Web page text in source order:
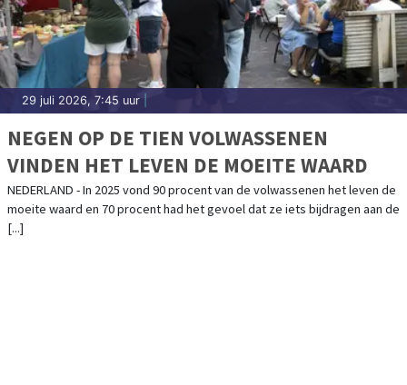
29 juli 2026, 7:45 uur
NEGEN OP DE TIEN VOLWASSENEN
VINDEN HET LEVEN DE MOEITE WAARD
NEDERLAND - In 2025 vond 90 procent van de volwassenen het leven de
moeite waard en 70 procent had het gevoel dat ze iets bijdragen aan de
[...]